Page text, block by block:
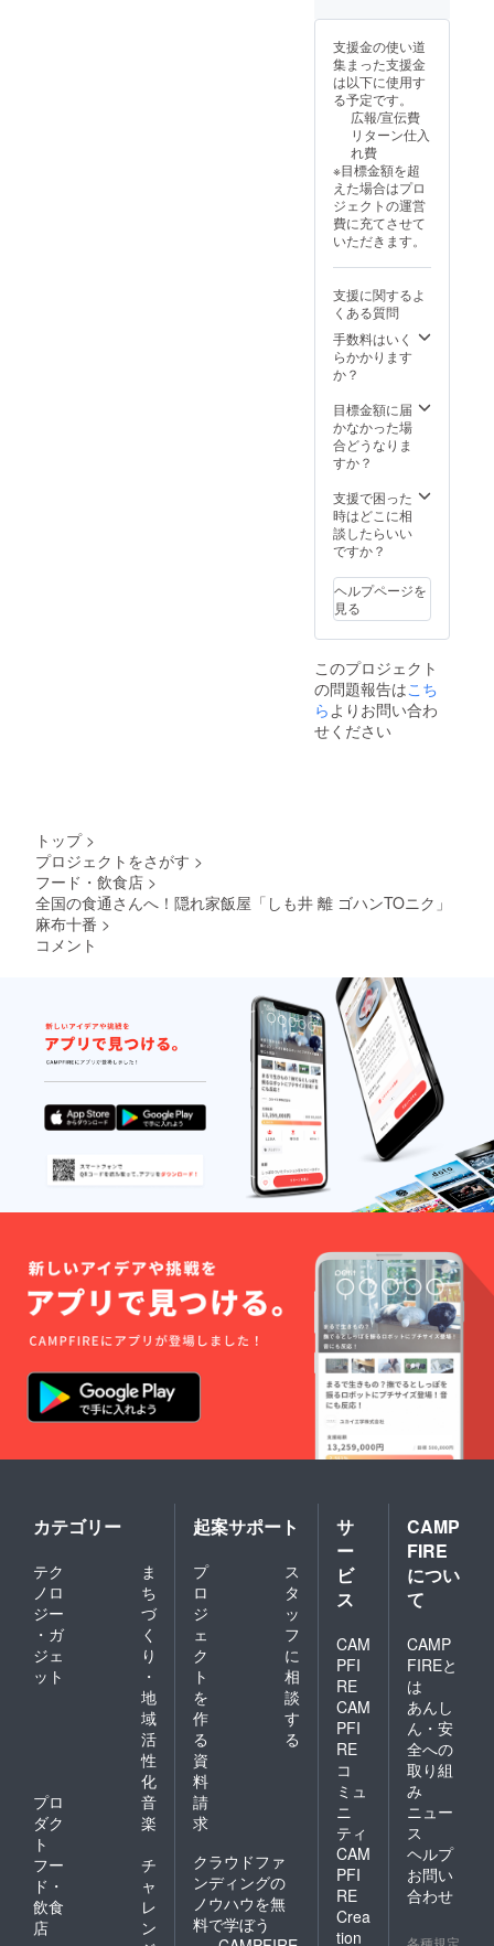
飯と肉
の驚
き”をぜ
ひ体験
されて
みてく
ださ
い！ 誕
生日や
記念
日、会
でのご
利用、
接待、
お祝い
の席
で！ ※
会員期
間は
コース
30％OF
Fでご利
用いた
本会員
は特別
に2ヶ月
前から
能にな
りま
す。
（一般
月前か
ら空席
状況を
告知さ
れま
ただけ
年3月31
日
キー類
など ︎※
お土産
に黒毛
和牛そ
ぼろ弁
当付
き！ 今
まで食
べたこ
とのな
いよう
な〝ご
飯と肉
の驚〟
体験さ
れてみ
てくだ
さい！
日、会
でのご
利用、
の席で♪
※有効期
限2025
年3月31
勝ちで
募集し
ます！
︎☆リ
ターン
☆
「15.00
0円コー
ス」
（2h フ
リード
リンク
付き）
離コー
ス 通
「15,00
0円コー
ス(税
別)」が
4名様分
×3回 提
供
容〟 ・
スター
トドリ
ンク・
イ・
チーズ
toフ
ルー
ロー
ス・タ
ン・パ
ン・ゴ
ハン・
ショ
チャ
〝フ
リード
リン
ク〟 ・
ソフト
ドリン
ク類・
ビー
ル・ワ
イン赤
白・日
本酒・
焼酎・
キー類
など ︎お
土産に
黒毛和
牛そぼ
ろ弁当
付き！
その
他！会
はこち
らの<
ゴール
会員特
典コー
ス>下記
30%OF
Fでご利
用でき
・タッ
カンマ
リ大学
の鳥焼
きと
タッカ
ンマリ
コー
ス 通
称
タッカ
ンマリ
鳥焼き
コース
12,000
円(税別)
なりま
お食事1
回 2名
様分
提供
（2h フ
リード
付き）
〝コー
ス内
容〟 ・
スター
トドリ
ゼンサ
イ・
チーズ
toフ
ルー
ロー
ス・タ
ン・パ
ン・ゴ
オト
モ・ニ
クモ
リ・レ
kaビー
フン・
アマ
ショ
コー
ヒーor
コウ
チャ
〝フ
イン赤
キー類
など ︎お
土産に
黒毛和
牛そぼ
ろ弁当
付き！
今まで
食べた
ことの
ないよ
うな“ご
飯と肉
の驚
ひ体験
されて
みてく
ださ
い！ ※
有効期
限2025
年3月31
日
支援金の使い道
集まった支援金
は以下に使用す
る予定です。
広報/宣伝費
リターン仕入
れ費
※目標金額を超
えた場合はプロ
ジェクトの運営
費に充てさせて
いただきます。
支援に関するよ
くある質問
手数料はいく
らかかります
か？
目標金額に届
かなかった場
合どうなりま
すか？
支援で困った
時はどこに相
談したらいい
ですか？
ヘルプページを
見る
このプロジェクト
の問題報告はこち
ら よりお問い合わ
せください
トップ >
プロジェクトをさがす >
フード・飲食店 >
全国の食通さんへ！隠れ家飯屋「しも井 離 ゴハンTOニク」
麻布十番 >
コメント
カテゴリー
テク
ノロ
ジー
・ガ
ジェ
ット
ま
ち
づ
く
り
・
地
域
活
性
化
プロ
ダク
ト
音
楽
フー
ド・
飲食
店
チ
ャ
レ
ン
起案サポート
プ
ロ
ジ
ェ
ク
ト
を
作
る
ス
タ
ッ
フ
に
相
談
す
る
資
料
請
求
クラウドファ
ンディングの
ノウハウを無
料で学ぼう
サ
ー
ビ
ス
CAM
PFI
RE
CAM
PFI
RE
コ
ミュ
ニ
ティ
CAM
PFI
RE
Crea
tion
CAMP
FIRE
につい
て
CAMP
FIREと
は
あんし
ん・安
全への
取り組
み
ニュー
ス
ヘルプ
お問い
合わせ
各種規定